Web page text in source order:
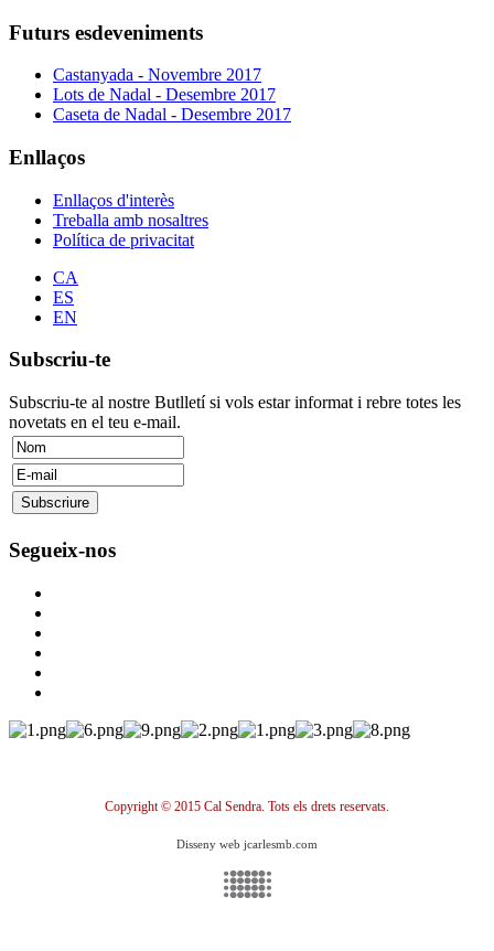
Futurs esdeveniments
Castanyada - Novembre 2017
Lots de Nadal - Desembre 2017
Caseta de Nadal - Desembre 2017
Enllaços
Enllaços d'interès
Treballa amb nosaltres
Política de privacitat
CA
ES
EN
Subscriu-te
Subscriu-te al nostre Butlletí si vols estar informat i rebre totes les
novetats en el teu e-mail.
Segueix-nos
Copyright © 2015 Cal Sendra. Tots els drets reservats.
Disseny web jcarlesmb.com